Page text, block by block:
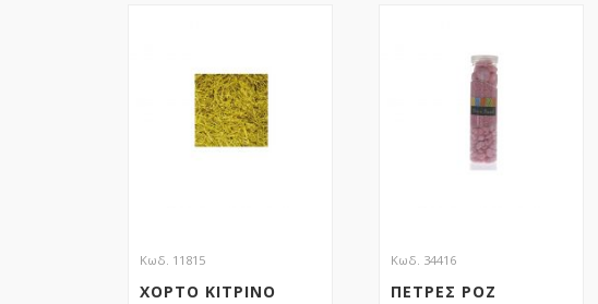
Κωδ. 11815
ΧΟΡΤΟ ΚΙΤΡΙΝΟ
Κωδ. 34416
ΠΕΤΡΕΣ ΡΟΖ